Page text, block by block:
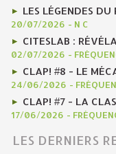
LES LÉGENDES
20/07/2026 - N C
CITESLAB :
02/07/2026 -
CLAP! #8 - LE
24/06/2026 -
CLAP! #7 - LA
17/06/2026 -
LES DERNIERS